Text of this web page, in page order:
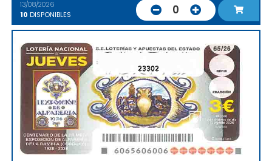
13/08/2026
10 DISPONIBLES 0
23302